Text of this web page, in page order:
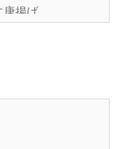
揚げ...